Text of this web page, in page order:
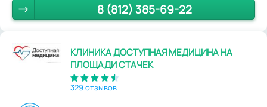
8 (812) 385-69-22
КЛИНИКА ДОСТУПНАЯ МЕДИЦИНА НА
ПЛОЩАДИ СТАЧЕК
329 отзывов